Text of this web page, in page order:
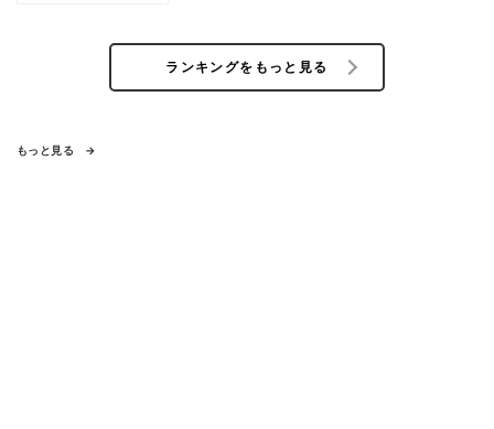
ランキングをもっと見る
もっと見る